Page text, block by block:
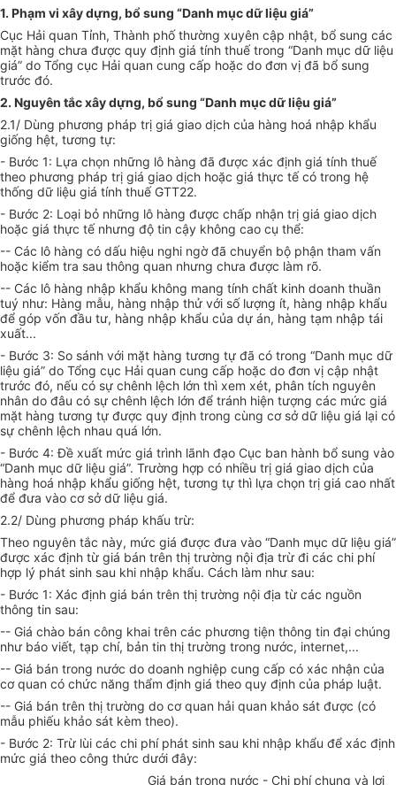
1. Phạm vi xây dựng, bổ sung “Danh mục dữ liệu giá”
Cục Hải quan Tỉnh, Thành phố thường xuyên cập nhật, bổ sung các
mặt hàng chưa được quy định giá tính thuế trong “Danh mục dữ liệu
giá” do Tổng cục Hải quan cung cấp hoặc do đơn vị đã bổ sung
trước đó.
2. Nguyên tắc xây dựng, bổ sung “Danh mục dữ liệu giá”
2.1/ Dùng phương pháp trị giá giao dịch của hàng hoá nhập khẩu
giống hệt, tương tự:
- Bước 1: Lựa chọn những lô hàng đã được xác định giá tính thuế
theo phương pháp trị giá giao dịch hoặc giá thực tế có trong hệ
thống dữ liệu giá tính thuế GTT22.
- Bước 2: Loại bỏ những lô hàng được chấp nhận trị giá giao dịch
hoặc giá thực tế nhưng độ tin cậy không cao cụ thể:
-- Các lô hàng có dấu hiệu nghi ngờ đã chuyển bộ phận tham vấn
hoặc kiểm tra sau thông quan nhưng chưa được làm rõ.
-- Các lô hàng nhập khẩu không mang tính chất kinh doanh thuần
tuý như: Hàng mẫu, hàng nhập thử với số lượng ít, hàng nhập khẩu
để góp vốn đầu tư, hàng nhập khẩu của dự án, hàng tạm nhập tái
xuất...
- Bước 3: So sánh với mặt hàng tương tự đã có trong “Danh mục dữ
liệu giá” do Tổng cục Hải quan cung cấp hoặc do đơn vị cập nhật
trước đó, nếu có sự chênh lệch lớn thì xem xét, phân tích nguyên
nhân do đâu có sự chênh lệch lớn để tránh hiện tượng các mức giá
mặt hàng tương tự được quy định trong cùng cơ sở dữ liệu giá lại có
sự chênh lệch nhau quá lớn.
- Bước 4: Đề xuất mức giá trình lãnh đạo Cục ban hành bổ sung vào
“Danh mục dữ liệu giá”. Trường hợp có nhiều trị giá giao dịch của
hàng hoá nhập khẩu giống hệt, tương tự thì lựa chọn trị giá cao nhất
để đưa vào cơ sở dữ liệu giá.
2.2/ Dùng phương pháp khấu trừ:
Theo nguyên tắc này, mức giá được đưa vào “Danh mục dữ liệu giá”
được xác định từ giá bán trên thị trường nội địa trừ đi các chi phí
hợp lý phát sinh sau khi nhập khẩu. Cách làm như sau:
- Bước 1: Xác định giá bán trên thị trường nội địa từ các nguồn
thông tin sau:
-- Giá chào bán công khai trên các phương tiện thông tin đại chúng
như báo viết, tạp chí, bản tin thị trường trong nước, internet,...
-- Giá bán trong nước do doanh nghiệp cung cấp có xác nhận của
cơ quan có chức năng thẩm định giá theo quy định của pháp luật.
-- Giá bán trên thị trường do cơ quan hải quan khảo sát được (có
mẫu phiếu khảo sát kèm theo).
- Bước 2: Trừ lùi các chi phí phát sinh sau khi nhập khẩu để xác định
mức giá theo công thức dưới đây:
Giá bán trong nước - Chi phí chung và lợi